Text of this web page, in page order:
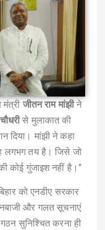
मंत्रीजीतन राम मांझीने
से मुलाकात की
दिया। मांझी ने कहा
लगभग तय है। जिसे जो
कोई गुंजाइश नहीं है।”
को एनडीए सरकार
और गलत सूचनाएं
सुनिश्चित करना ही